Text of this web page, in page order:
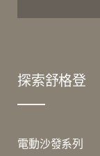
探索舒格登
電動沙發系列